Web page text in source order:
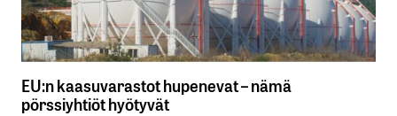
EU:n kaasuvarastot hupenevat – nämä
pörssiyhtiöt hyötyvät